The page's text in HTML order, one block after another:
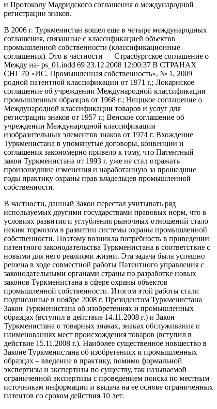
и Протоколу Мадридского соглашения о международной
регистрации знаков.
В 2006 г. Туркменистан вошел еще в четыре международных
соглашения, связанные с классификацией объектов
промышленной собственности (классификационные
соглашения). Это в частности — Страсбургское соглашение о
Между на- ps_01.indd 69 23.12.2008 12:00:37 В СТРАНАХ
СНГ 70 «ИС. Промышленная собственность», № 1, 2009
родной патентной классификации от 1971 г.; Локарнское
соглашение об учреждении Международной классификации
промышленных образцов от 1968 г.; Ниццкое соглашение о
Международной классификации товаров и услуг для
регистрации знаков от 1957 г.; Венское соглашение об
учреждении Международной классификации
изобразительных элементов знаков от 1974 г. Вхождение
Туркменистана в упомянутые договоры, конвенции и
соглашения закономерно привело к тому, что Патентный
закон Туркменистана от 1993 г. уже не стал отражать
произошедшие изменения и наработанную за прошедшие
годы практику охраны прав владельцев промышленной
собственности.
В частности, данный Закон перестал учитывать ряд
используемых другими государствами правовых норм, что в
условиях развития и углубления рыночных отношений стало
неким тормозом в развитии системы охраны промышленной
собственности. Поэтому возникла потребность в приведении
патентного законодательства Туркменистана в соответствие с
новыми для него реалиями жизни. Эта задача была успешно
решена в ходе совместной работы Патентного управления с
законодательными органами страны по разработке новых
законов Туркменистана в сфере охраны объектов
промышленной собственности. Итогом этой работы стали
подписанные в ноябре 2008 г. Президентом Туркменистана
Закон Туркменистана об изобретениях и промышленных
образцах (вступил в действие 14.11.2008 г.) и Закон
Туркменистана о товарных знаках, знаках обслуживания и
наименованиях мест происхождения товаров (вступил в
действие 15.11.2008 г.). Наиболее существенное новшество в
Законе Туркменистана об изобретениях и промышленных
образцах – введение в практику, помимо формальной
экспертизы и экспертизы по существу, так называемой
ограниченной экспертизы с проведением поиска по местным
источникам информации и выдача на ее основе ограниченных
патентов со сроком действия 10 лет.